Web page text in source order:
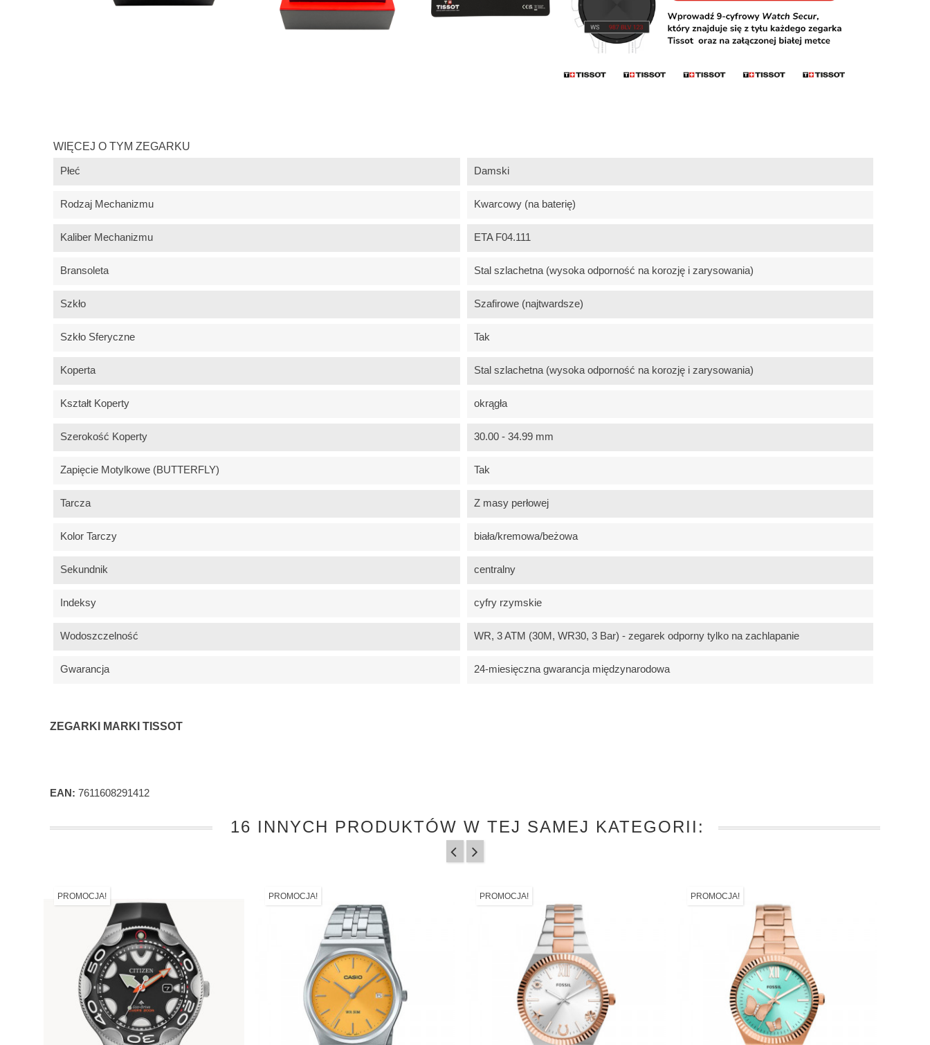
WIĘCEJ O TYM ZEGARKU
Płeć Damski
Rodzaj Mechanizmu Kwarcowy (na baterię)
Kaliber Mechanizmu ETA F04.111
Bransoleta Stal szlachetna (wysoka odporność na korozję i zarysowania)
Szkło Szafirowe (najtwardsze)
Szkło Sferyczne Tak
Koperta Stal szlachetna (wysoka odporność na korozję i zarysowania)
Kształt Koperty okrągła
Szerokość Koperty 30.00 - 34.99 mm
Zapięcie Motylkowe (BUTTERFLY) Tak
Tarcza Z masy perłowej
Kolor Tarczy biała/kremowa/beżowa
Sekundnik centralny
Indeksy cyfry rzymskie
Wodoszczelność WR, 3 ATM (30M, WR30, 3 Bar) - zegarek odporny tylko na zachlapanie
Gwarancja 24-miesięczna gwarancja międzynarodowa
ZEGARKI MARKI TISSOT
EAN: 7611608291412
16 INNYCH PRODUKTÓW W TEJ SAMEJ KATEGORII:
PROMOCJA! PROMOCJA! PROMOCJA! PROMOCJA!